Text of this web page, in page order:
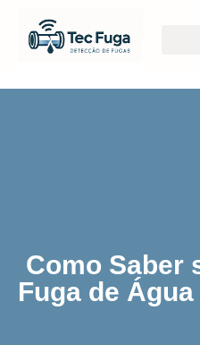
Como Saber
Fuga de